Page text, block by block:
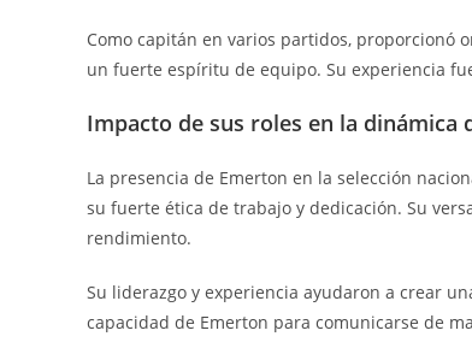
Como capitán en varios partidos, proporcionó
un fuerte espíritu de equipo. Su experiencia
Impacto de sus roles en la dinámica
La presencia de Emerton en la selección
su fuerte ética de trabajo y dedicación. Su
rendimiento.
Su liderazgo y experiencia ayudaron a crear
capacidad de Emerton para comunicarse de